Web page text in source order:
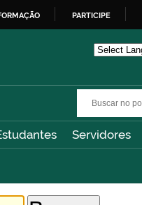
PARTICIPE
Servidores